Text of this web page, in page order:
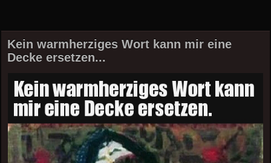
Kein warmherziges Wort kann mir eine
Decke ersetzen...